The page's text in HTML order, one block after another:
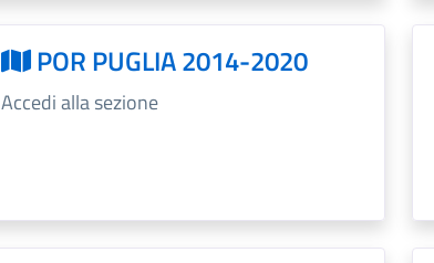
POR PUGLIA 2014-2020
Accedi alla sezione